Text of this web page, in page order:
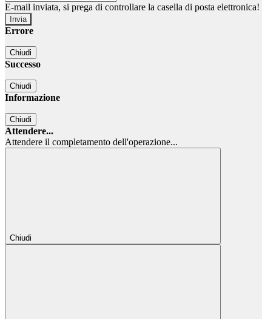
E-mail inviata, si prega di controllare la casella di posta elettronica!
Errore
Chiudi
Successo
Chiudi
Informazione
Chiudi
Attendere...
Attendere il completamento dell'operazione...
Chiudi